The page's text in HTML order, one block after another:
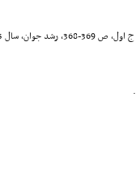
تیر 1368، ص40.